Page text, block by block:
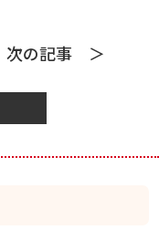
次の記事